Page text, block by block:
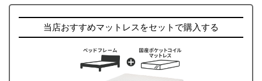
当店おすすめマットレスをセットで購入する